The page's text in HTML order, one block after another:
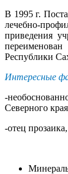
В 1995 г.
лечебно-
приведения
переименован
Республики
Интересные
-
Северного
-отец